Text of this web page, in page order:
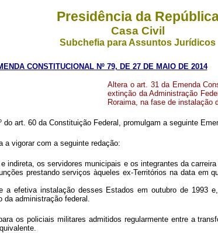
Presidência da
Casa Civil
Subchefia para Assuntos Jurídicos
CONSTITUCIONAL Nº 79, DE 27 DE MAIO DE 2014
Altera o art. 31 da Emenda
extinção da Administração
Roraima, na fase de instalação
art. 60 da Constituição Federal, promulgam a seguinte
a vigorar com a seguinte redação:
indireta, os servidores municipais e os integrantes da
prestando serviços àqueles ex-Territórios na data em
a efetiva instalação desses Estados em outubro de 1993
da administração federal.
os policiais militares admitidos regularmente entre a